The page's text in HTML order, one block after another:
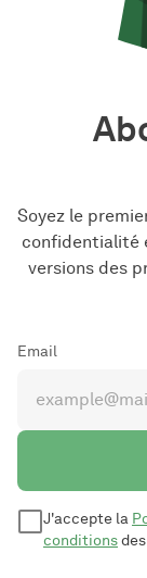
Soyez le
confidentialité
versions des
Email
J'accepte la
conditions